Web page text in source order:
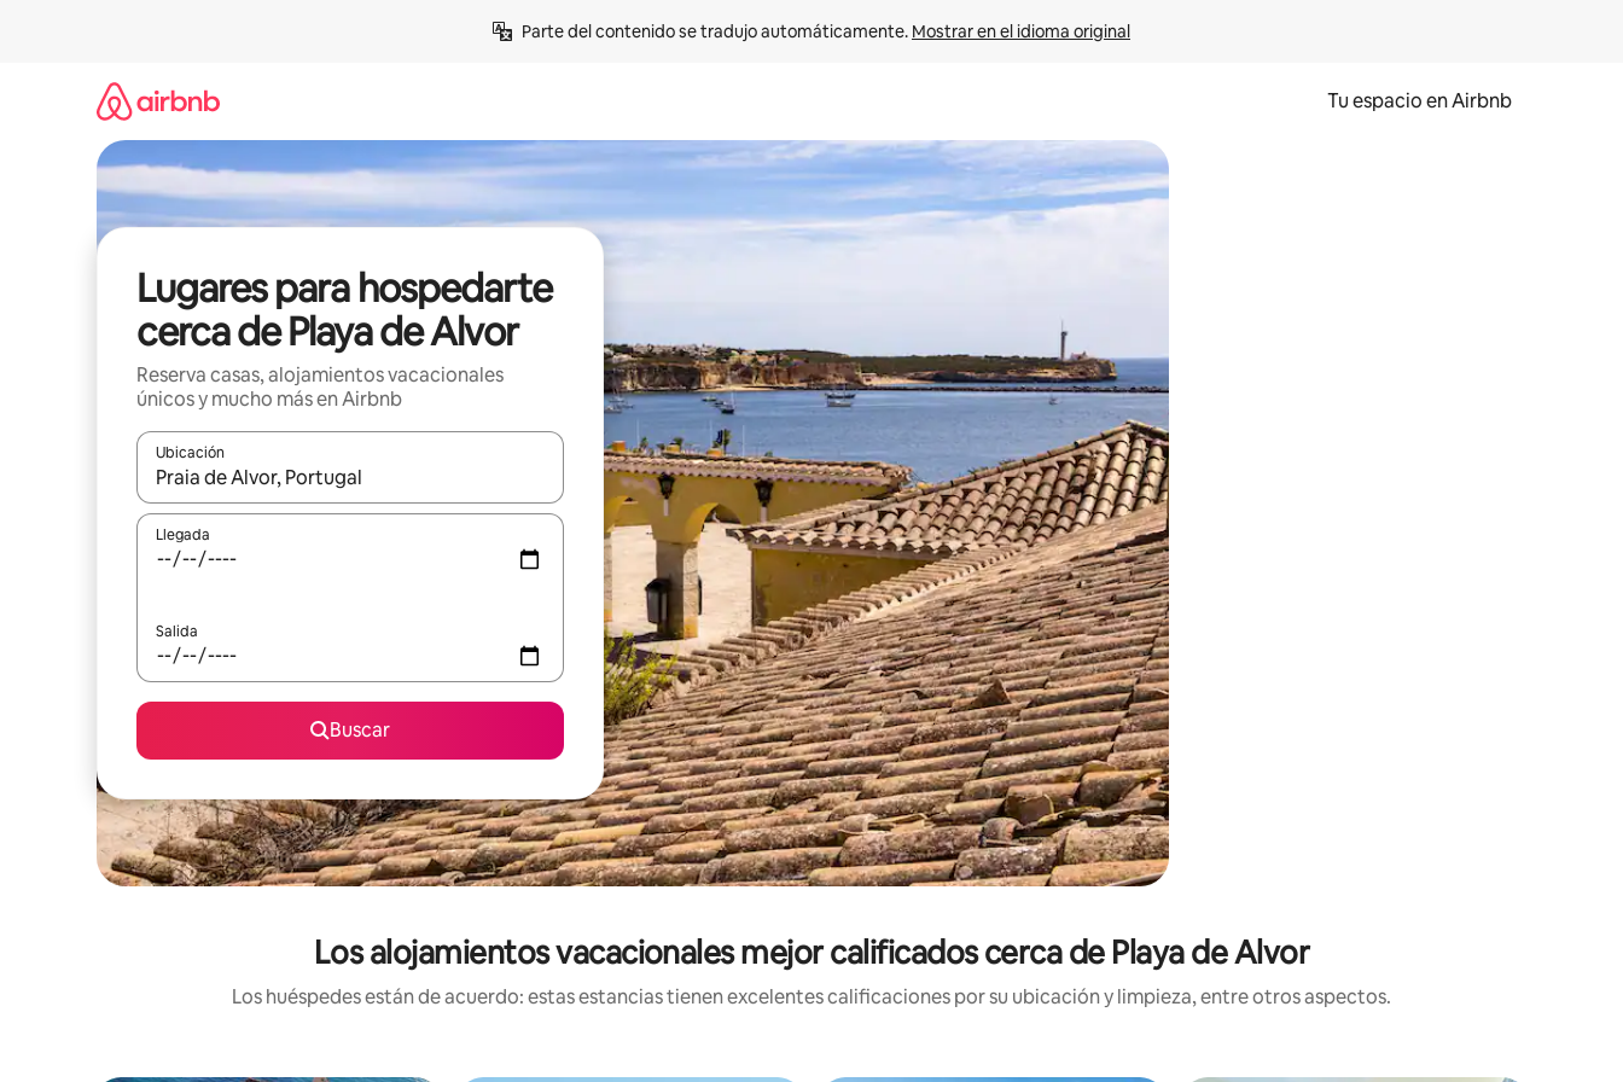
Parte del contenido se tradujo automáticamente. Mostrar en el idioma original
Tu espacio en Airbnb
Lugares para hospedarte
cerca de Playa de Alvor
Reserva casas, alojamientos vacacionales
únicos y mucho más en Airbnb
Ubicación
Cuando los resultados estén disponibles, podrás navegar usando las teclas de las flechas hacia arriba y hacia abajo, o bien tocando y deslizando la pantalla.
Llegada
Salida
Buscar
Los alojamientos vacacionales mejor calificados cerca de Playa de Alvor
Los huéspedes están de acuerdo: estas estancias tienen excelentes calificaciones por su ubicación y limpieza, entre otros aspectos.